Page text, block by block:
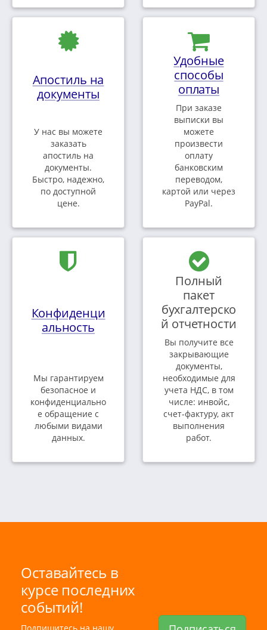
Апостиль на
документы
У нас вы можете
заказать
апостиль на
документы.
Быстро, надежно,
по доступной
цене.
Удобные
способы
оплаты
При заказе
выписки вы
можете
произвести
оплату
банковским
переводом,
картой или через
PayPal.
Конфиденци
альность
Мы гарантируем
безопасное и
конфиденциально
е обращение с
любыми видами
данных.
Полный
пакет
бухгалтерско
й отчетности
Вы получите все
закрывающие
документы,
необходимые для
учета НДС, в том
числе: инвойс,
счет-фактуру, акт
выполнения
работ.
Оставайтесь в
курсе последних
событий!